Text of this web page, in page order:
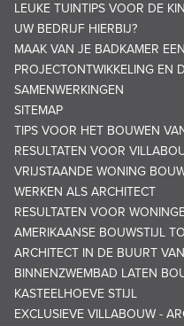
LEUKE TUINTIPS VOOR DE
UW BEDRIJF HIERBIJ?
MAAK VAN JE BADKAMER
PROJECTONTWIKKELING EN
SAMENWERKINGEN
SITEMAP
TIPS VOOR HET BOUWEN
RESULTATEN VOOR
VRIJSTAANDE WONING
WERKEN ALS ARCHITECT
RESULTATEN VOOR
AMERIKAANSE BOUWSTIJL
ARCHITECT IN DE BUURT
BINNENZWEMBAD LATEN
KASTEELHOEVE STIJL
EXCLUSIEVE VILLABOUW -